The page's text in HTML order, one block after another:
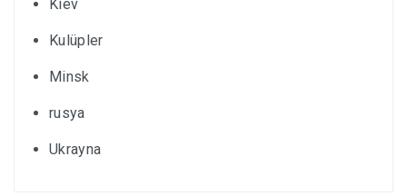
Kiev
Kulüpler
Minsk
rusya
Ukrayna